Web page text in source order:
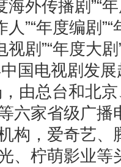
海外传播剧”“
”“年度编剧
视剧”“年度大
国电视剧发
总台和北京
六家省级广播
构，爱奇艺、
、柠萌影业等